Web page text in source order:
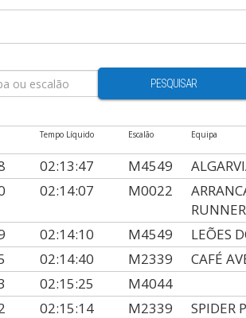
PESQUISAR
Tempo Líquido Escalão Equipa
02:13:47 M4549
02:14:07 M0022
02:14:10 M4549 LEÕES
02:14:40 M2339 CAFÉ
02:15:25 M4044
02:15:14 M2339 SPIDER